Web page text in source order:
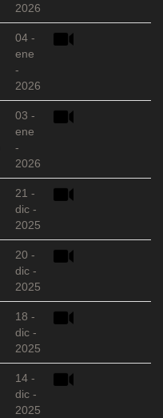
2026
04 -
ene
-
2026
03 -
ene
-
2026
21 -
dic -
2025
20 -
dic -
2025
18 -
dic -
2025
14 -
dic -
2025